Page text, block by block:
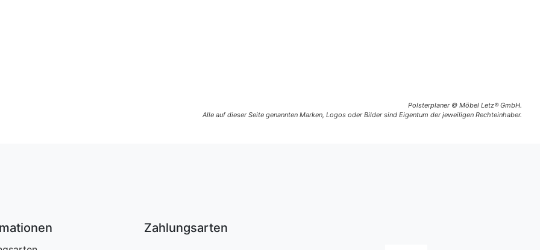
Polsterplaner © Möbel Letz® GmbH.
Alle auf dieser Seite genannten Marken, Logos oder Bilder sind Eigentum der jeweiligen Rechteinhaber.
Zahlungsarten